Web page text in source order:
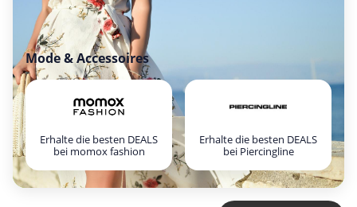
Mode & Accessoires
Erhalte die besten DEALS
bei momox fashion
Erhalte die besten DEALS
bei Piercingline